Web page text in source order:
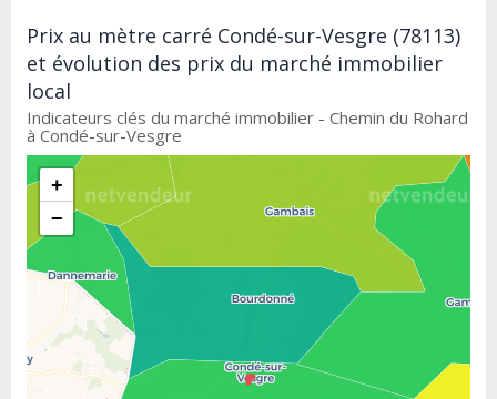
Prix au mètre carré Condé-sur-Vesgre (78113)
et évolution des prix du marché immobilier
local
Indicateurs clés du marché immobilier - Chemin du Rohard
à Condé-sur-Vesgre
+
−